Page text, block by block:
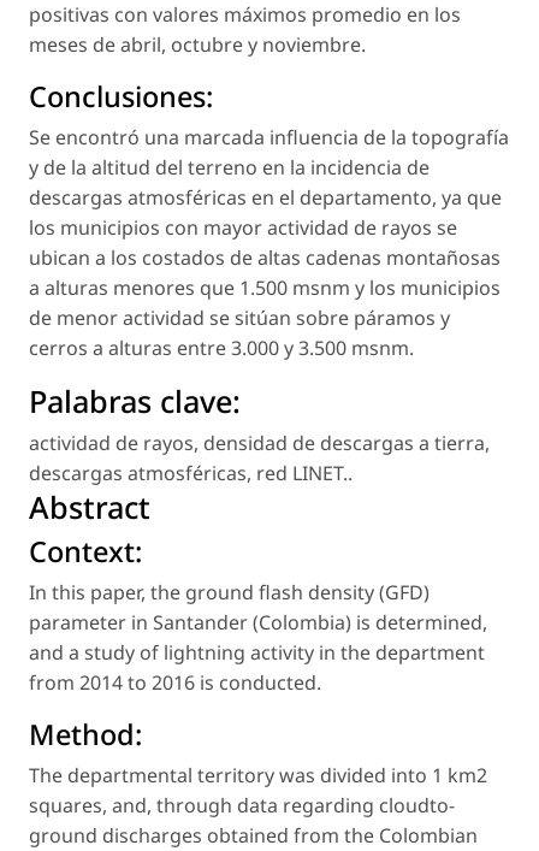
positivas con valores máximos promedio en los
meses de abril, octubre y noviembre.
Conclusiones:
Se encontró una marcada influencia de la topografía
y de la altitud del terreno en la incidencia de
descargas atmosféricas en el departamento, ya que
los municipios con mayor actividad de rayos se
ubican a los costados de altas cadenas montañosas
a alturas menores que 1.500 msnm y los municipios
de menor actividad se sitúan sobre páramos y
cerros a alturas entre 3.000 y 3.500 msnm.
Palabras clave:
actividad de rayos, densidad de descargas a tierra,
descargas atmosféricas, red LINET..
Abstract
Context:
In this paper, the ground flash density (GFD)
parameter in Santander (Colombia) is determined,
and a study of lightning activity in the department
from 2014 to 2016 is conducted.
Method:
The departmental territory was divided into 1 km2
squares, and, through data regarding cloudto-
ground discharges obtained from the Colombian